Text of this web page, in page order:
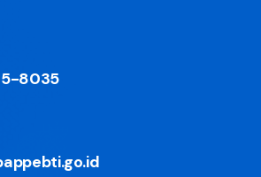
8035